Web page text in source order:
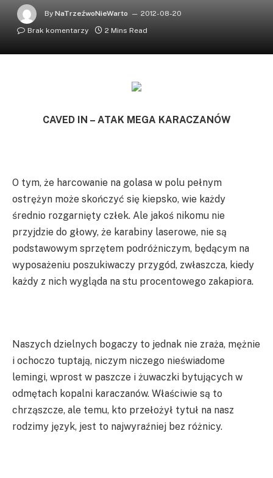
By NaTrzeźwoNieWarto
2012-08-20
Brak komentarzy
2 Mins Read
CAVED IN – ATAK MEGA KARACZANÓW
O tym, że harcowanie na golasa w polu pełnym
ostrężyn może skończyć się kiepsko, wie każdy
średnio rozgarnięty człek. Ale jakoś nikomu nie
przyjdzie do głowy, że karabiny laserowe, nie są
podstawowym sprzętem podróżniczym, będącym na
wyposażeniu poszukiwaczy przygód, zwłaszcza, kiedy
każdy z nich wygląda na stu procentowego zakapiora.
Naszych dzielnych bogaczy to jednak nie zraża, mężnie
i ochoczo tuptają, niczym niczego nieświadome
lemingi, wprost w paszcze i żuwaczki bytujących w
odmętach kopalni karaczanów. Właściwie są to
chrząszcze, ale temu, kto przełożył tytuł na nasz
rodzimy język, jest to najwyraźniej bez różnicy.